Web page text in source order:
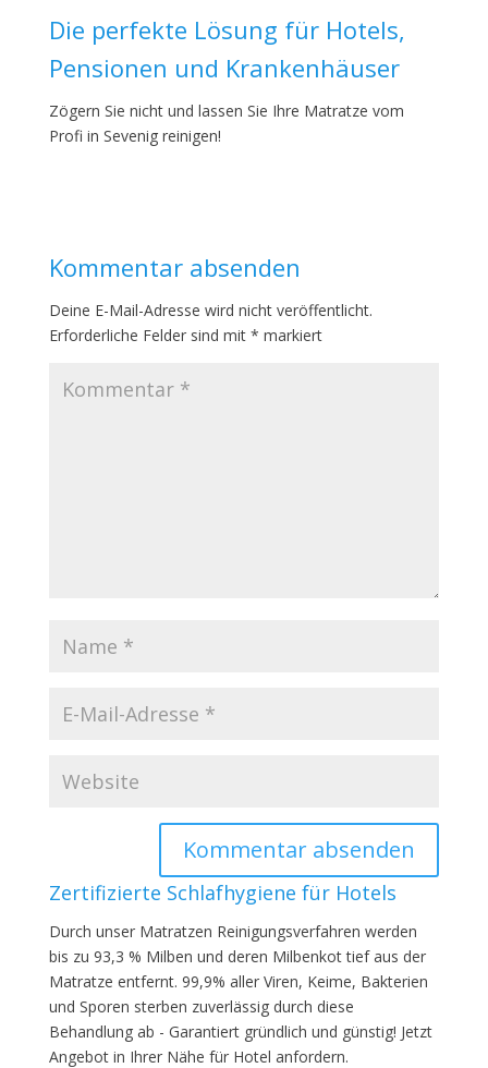
Die perfekte Lösung für Hotels,
Pensionen und Krankenhäuser
Zögern Sie nicht und lassen Sie Ihre Matratze vom
Profi in Sevenig reinigen!
Kommentar absenden
Deine E-Mail-Adresse wird nicht veröffentlicht.
Erforderliche Felder sind mit * markiert
Zertifizierte Schlafhygiene für Hotels
Durch unser Matratzen Reinigungsverfahren werden
bis zu 93,3 % Milben und deren Milbenkot tief aus der
Matratze entfernt. 99,9% aller Viren, Keime, Bakterien
und Sporen sterben zuverlässig durch diese
Behandlung ab - Garantiert gründlich und günstig! Jetzt
Angebot in Ihrer Nähe für Hotel anfordern.